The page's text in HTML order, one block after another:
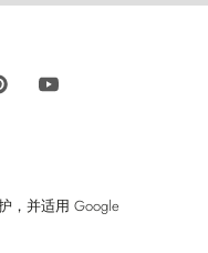
，并适用 Google